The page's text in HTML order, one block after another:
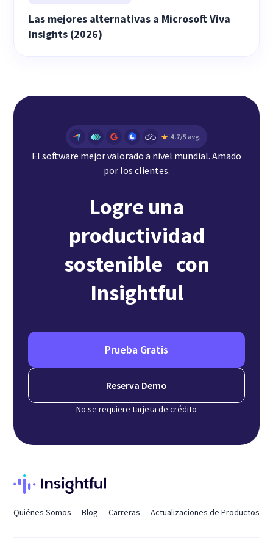
Las mejores alternativas a Microsoft Viva
Insights (2026)
El software mejor valorado a nivel mundial. Amado
por los clientes.
Logre una
productividad
sostenible con
Insightful
Prueba Gratis
Reserva Demo
No se requiere tarjeta de crédito
Quiénes Somos Blog Carreras Actualizaciones de Productos